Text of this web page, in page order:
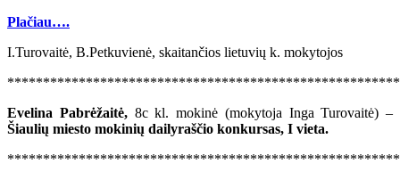
Plačiau….
I.Turovaitė, B.Petkuvienė, skaitančios lietuvių k. mokytojos
Evelina Pabrėžaitė,8c kl. mokinė (mokytoja Inga Turovaitė) –
Šiaulių miesto mokinių dailyraščio konkursas, I vieta.